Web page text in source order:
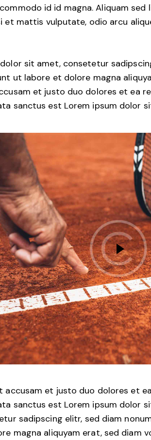
id id magna. Aliquam
et mattis vulputate, odio arcu
sit amet, consetetur
ut labore et dolore magna
et justo duo dolores et ea
sanctus est Lorem ipsum dolor
accusam et justo duo dolores et
sanctus est Lorem ipsum dolor
sadipscing elitr, sed diam
magna aliquyam erat, sed diam